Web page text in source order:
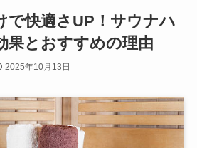
で快適さUP！サウナハ
果とおすすめの理由
2025年10月13日